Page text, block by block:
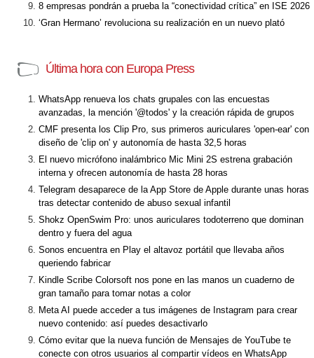
8 empresas pondrán a prueba la “conectividad crítica” en ISE 2026
‘Gran Hermano’ revoluciona su realización en un nuevo plató
Última hora con Europa Press
WhatsApp renueva los chats grupales con las encuestas
avanzadas, la mención '@todos' y la creación rápida de grupos
CMF presenta los Clip Pro, sus primeros auriculares 'open-ear' con
diseño de 'clip on' y autonomía de hasta 32,5 horas
El nuevo micrófono inalámbrico Mic Mini 2S estrena grabación
interna y ofrecen autonomía de hasta 28 horas
Telegram desaparece de la App Store de Apple durante unas horas
tras detectar contenido de abuso sexual infantil
Shokz OpenSwim Pro: unos auriculares todoterreno que dominan
dentro y fuera del agua
Sonos encuentra en Play el altavoz portátil que llevaba años
queriendo fabricar
Kindle Scribe Colorsoft nos pone en las manos un cuaderno de
gran tamaño para tomar notas a color
Meta AI puede acceder a tus imágenes de Instagram para crear
nuevo contenido: así puedes desactivarlo
Cómo evitar que la nueva función de Mensajes de YouTube te
conecte con otros usuarios al compartir vídeos en WhatsApp